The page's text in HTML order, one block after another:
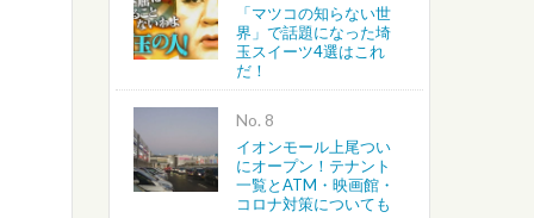
「マツコの知らない世
界」で話題になった埼
玉スイーツ4選はこれ
だ！
No.
イオンモール上尾つい
にオープン！テナント
一覧とATM・映画館・
コロナ対策についても